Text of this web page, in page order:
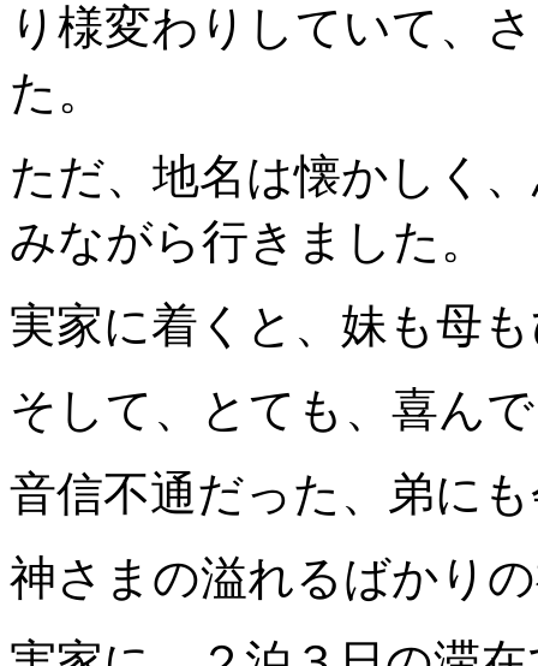
り様変わりしていて、
た。
ただ、地名は懐かしく
みながら行きました。
実家に着くと、妹も母
そして、とても、喜ん
音信不通だった、弟に
神さまの溢れるばかり